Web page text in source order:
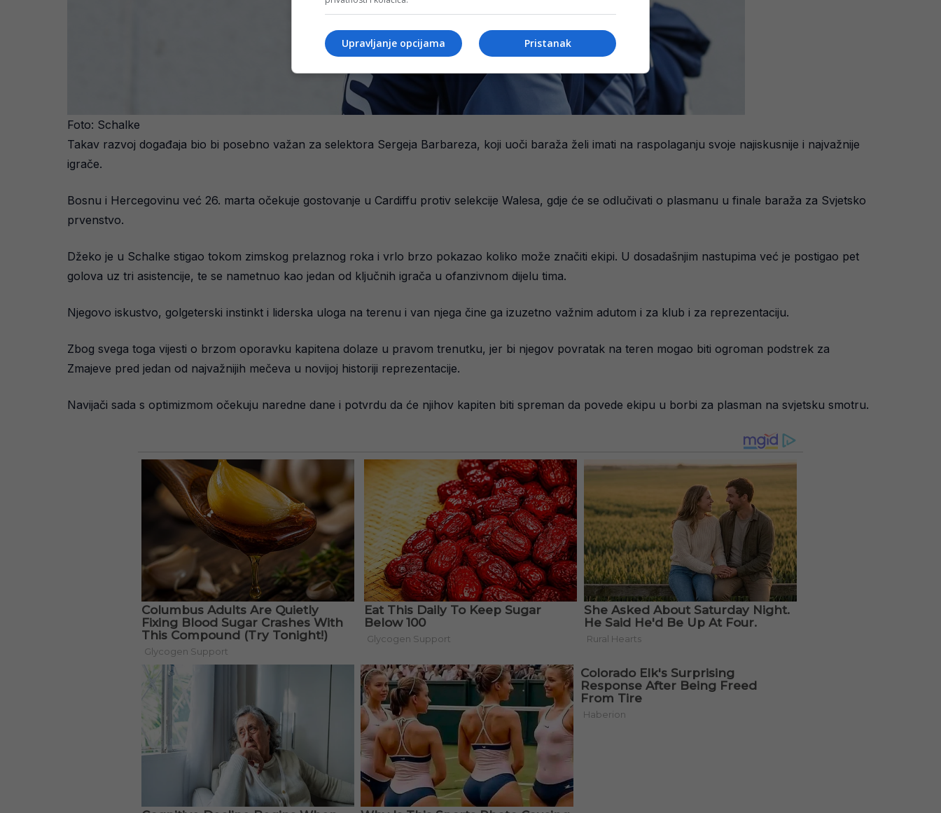
Foto: Schalke
Takav razvoj događaja bio bi posebno važan za selektora Sergeja Barbareza, koji uoči baraža želi imati na raspolaganju svoje najiskusnije i najvažnije
igrače.
Bosnu i Hercegovinu već 26. marta očekuje gostovanje u Cardiffu protiv selekcije Walesa, gdje će se odlučivati o plasmanu u finale baraža za Svjetsko
prvenstvo.
Džeko je u Schalke stigao tokom zimskog prelaznog roka i vrlo brzo pokazao koliko može značiti ekipi. U dosadašnjim nastupima već je postigao pet
golova uz tri asistencije, te se nametnuo kao jedan od ključnih igrača u ofanzivnom dijelu tima.
Njegovo iskustvo, golgeterski instinkt i liderska uloga na terenu i van njega čine ga izuzetno važnim adutom i za klub i za reprezentaciju.
Zbog svega toga vijesti o brzom oporavku kapitena dolaze u pravom trenutku, jer bi njegov povratak na teren mogao biti ogroman podstrek za
Zmajeve pred jedan od najvažnijih mečeva u novijoj historiji reprezentacije.
Navijači sada s optimizmom očekuju naredne dane i potvrdu da će njihov kapiten biti spreman da povede ekipu u borbi za plasman na svjetsku smotru.
Pristanak
Upravljanje opcijama